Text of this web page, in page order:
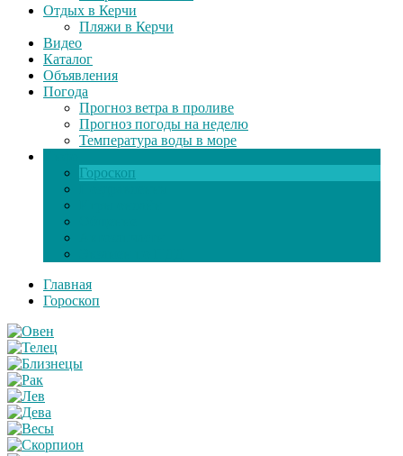
Отдых в Керчи
Пляжи в Керчи
Видео
Каталог
Объявления
Погода
Прогноз ветра в проливе
Прогноз погоды на неделю
Температура воды в море
Гороскоп
Главная
Гороскоп